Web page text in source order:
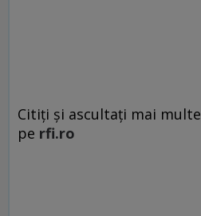
Citiți și ascultați mai multe
pe rfi.ro